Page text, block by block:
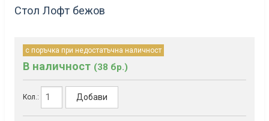
Стол Лофт бежов
с поръчка при недостатъчна наличност
В наличност (38 бр.)
Кол.: Добави